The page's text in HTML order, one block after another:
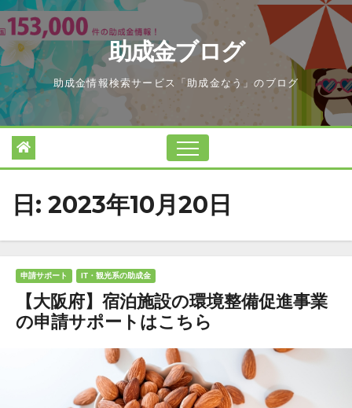
Skip
to
content
助成金ブログ
助成金情報検索サービス「助成金なう」のブログ
日: 2023年10月20日
申請サポート IT・観光系の助成金
【大阪府】宿泊施設の環境整備促進事業
の申請サポートはこちら